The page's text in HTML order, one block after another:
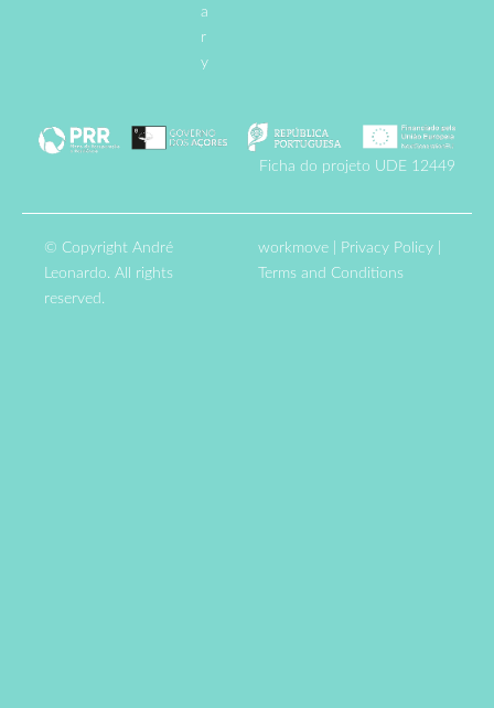
a
r
y
Ficha do projeto UDE 12449
© Copyright André
Leonardo. All rights
reserved.
workmove Privacy Policy
Terms and Conditions